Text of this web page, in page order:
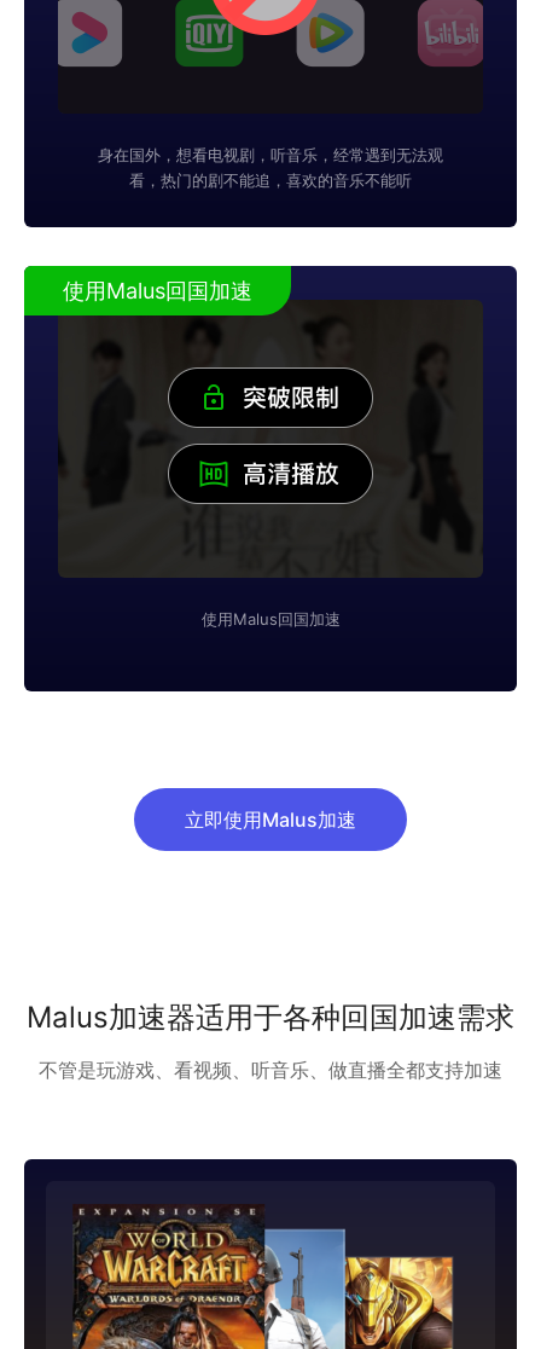
身在国外，想看电视剧，听音乐，经常遇到无法观
看，热门的剧不能追，喜欢的音乐不能听
使用Malus回国加速
使用Malus回国加速
立即使用Malus加速
Malus加速器适用于各种回国加速需求
不管是玩游戏、看视频、听音乐、做直播全都支持加速